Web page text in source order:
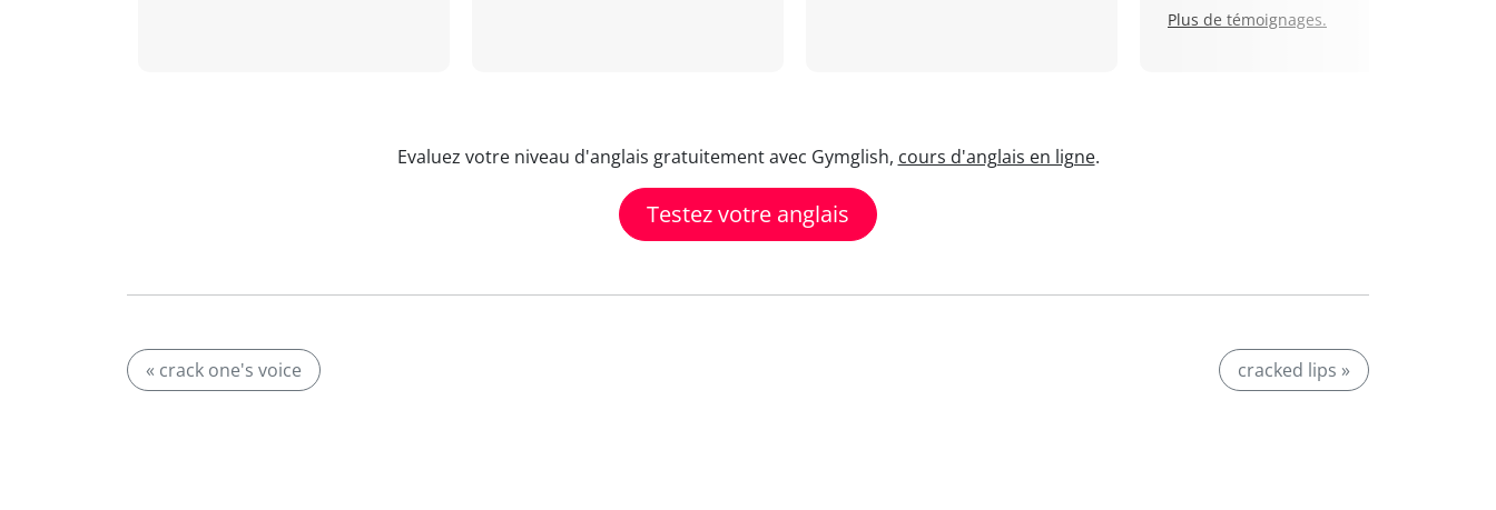
Plus de témoignages.
Evaluez votre niveau d'anglais gratuitement avec Gymglish, cours d'anglais en ligne.
Testez votre anglais
« crack one's voice cracked lips »